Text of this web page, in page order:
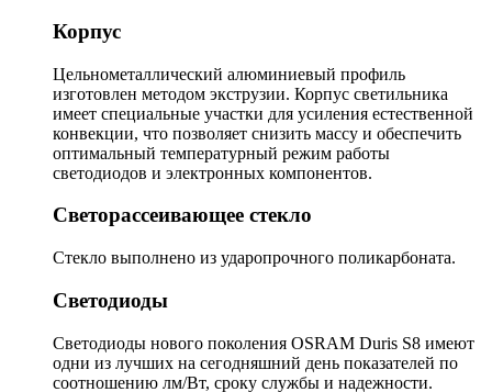
Корпус
Цельнометаллический алюминиевый профиль
изготовлен методом экструзии. Корпус светильника
имеет специальные участки для усиления естественной
конвекции, что позволяет снизить массу и обеспечить
оптимальный температурный режим работы
светодиодов и электронных компонентов.
Светорассеивающее стекло
Стекло выполнено из ударопрочного поликарбоната.
Светодиоды
Светодиоды нового поколения OSRAM Duris S8 имеют
одни из лучших на сегодняшний день показателей по
соотношению лм/Вт, сроку службы и надежности.